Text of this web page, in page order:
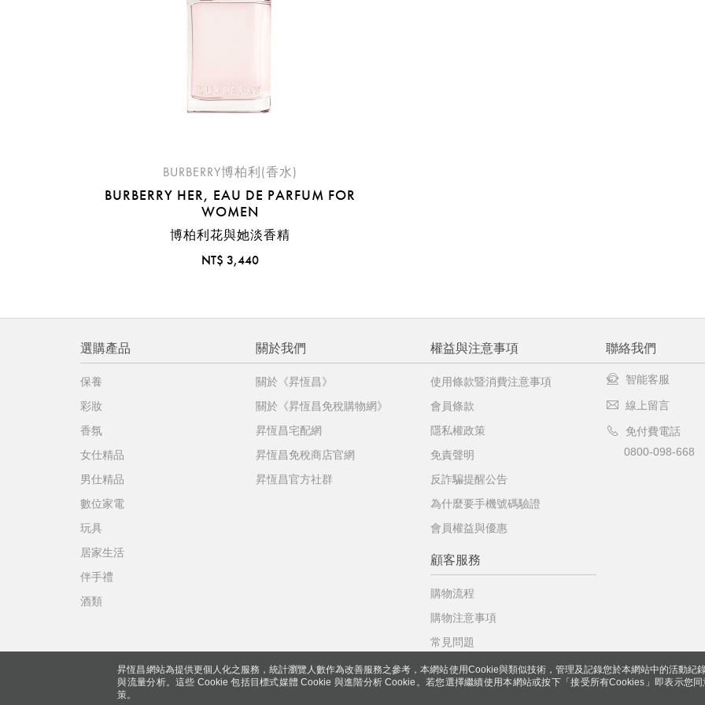
BURBERRY博柏利(香水)
BURBERRY HER, EAU DE PARFUM FOR
WOMEN
博柏利花與她淡香精
NT$ 3,440
昇恆昌網站為提供更個人化之服務，統計瀏覽人數作為改善服務之參考，本網站使用Cookie與類似技術，管理及記錄您於本網站中的活動紀
與流量分析。這些 Cookie 包括目標式媒體 Cookie 與進階分析 Cookie。若您選擇繼續使用本網站或按下「接受所有Cookies」即表示您
策。
選購產品
保養
彩妝
香氛
女仕精品
男仕精品
數位家電
玩具
居家生活
伴手禮
酒類
關於我們
關於《昇恆昌》
關於《昇恆昌免稅購物網》
昇恆昌宅配網
昇恆昌免稅商店官網
昇恆昌官方社群
權益與注意事項
使用條款暨消費注意事項
會員條款
隱私權政策
免責聲明
反詐騙提醒公告
為什麼要手機號碼驗證
會員權益與優惠
顧客服務
購物流程
購物注意事項
常見問題
聯絡我們
智能客服
線上留言
免付費電話
0800-098-668